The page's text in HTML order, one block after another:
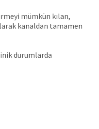
mümkün kılan,
kanaldan tamamen
durumlarda